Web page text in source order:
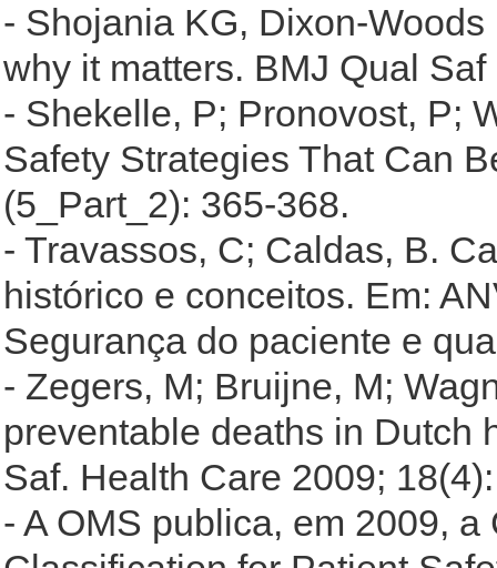
- Shojania KG, Dixon-
why it matters. BMJ Qual
- Shekelle, P; Pronovost, P;
Safety Strategies That Can
(5_Part_2): 365-368.
- Travassos, C; Caldas, B.
histórico e conceitos. Em:
Segurança do paciente e
- Zegers, M; Bruijne, M;
preventable deaths in Dutch
Saf. Health Care 2009;
- A OMS publica, em 2009,